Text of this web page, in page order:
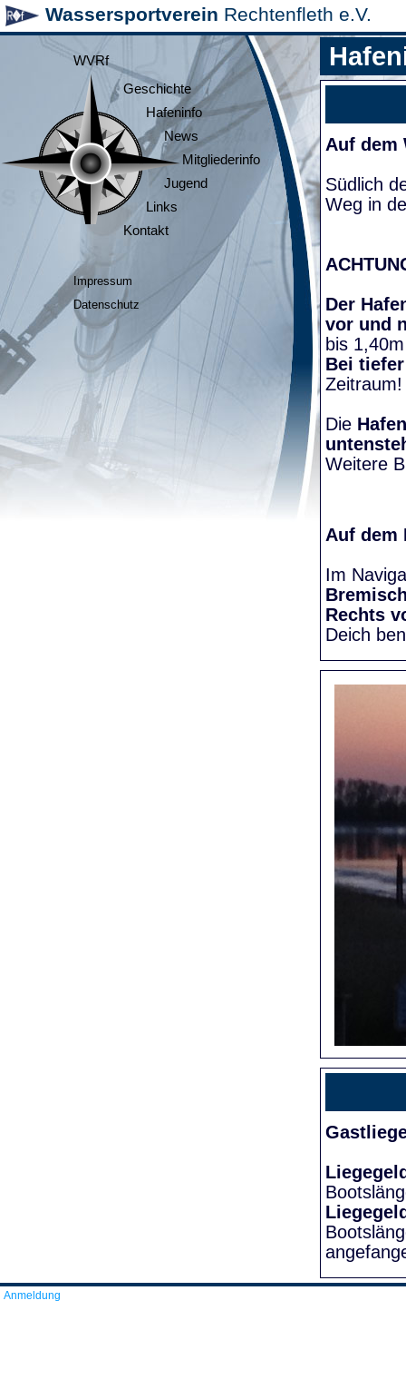
Wassersportverein Rechtenfleth e.V.
WVRf
Geschichte
Hafeninfo
News
Mitgliederinfo
Jugend
Links
Kontakt
Impressum
Datenschutz
Auf dem
Südlich
Weg in
Der
vor und
bis
Bei
Die
Weitere
Auf dem
Im
Rechts
Deich
Anmeldung